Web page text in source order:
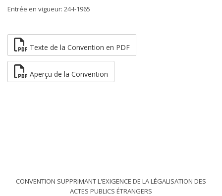
Entrée en vigueur: 24-I-1965
Texte de la Convention en PDF
Aperçu de la Convention
CONVENTION SUPPRIMANT L'EXIGENCE DE LA LÉGALISATION DES
ACTES PUBLICS ÉTRANGERS